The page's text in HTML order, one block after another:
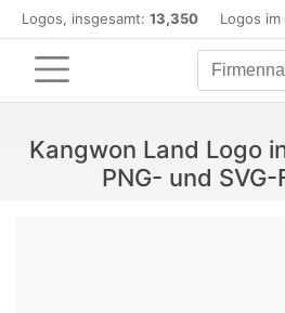
Logos, insgesamt: 13,350 Logos im
Kangwon Land Logo
PNG- und